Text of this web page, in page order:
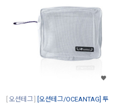
오션테그
[오션테그/OCEANTAG] 투